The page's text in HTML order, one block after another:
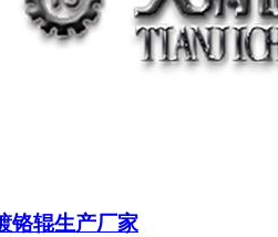
铬辊生产厂家